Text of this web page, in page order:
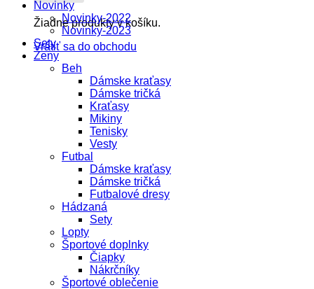
Žiadne produkty v košíku.
Vrátiť sa do obchodu
Novinky
Novinky-2022
Novinky-2023
Sety
Ženy
Beh
Dámske kraťasy
Dámske tričká
Kraťasy
Mikiny
Tenisky
Vesty
Futbal
Dámske kraťasy
Dámske tričká
Futbalové dresy
Hádzaná
Sety
Lopty
Športové doplnky
Čiapky
Nákrčníky
Športové oblečenie